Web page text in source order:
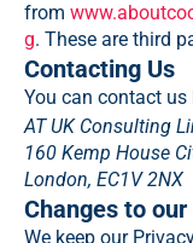
from
g. These are third
Contacting Us
You can contact
AT UK Consulting
160 Kemp House
London, EC1V 2NX
Changes to
We keep our